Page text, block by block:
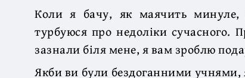
Коли я бачу, як маячить
турбуюся про недоліки сучасного.
зазнали біля мене, я вам зроблю
Якби ви були бездоганними